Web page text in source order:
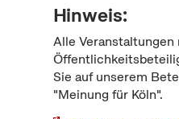
Hinweis:
Alle
Sie auf unserem
"Meinung für Köln".